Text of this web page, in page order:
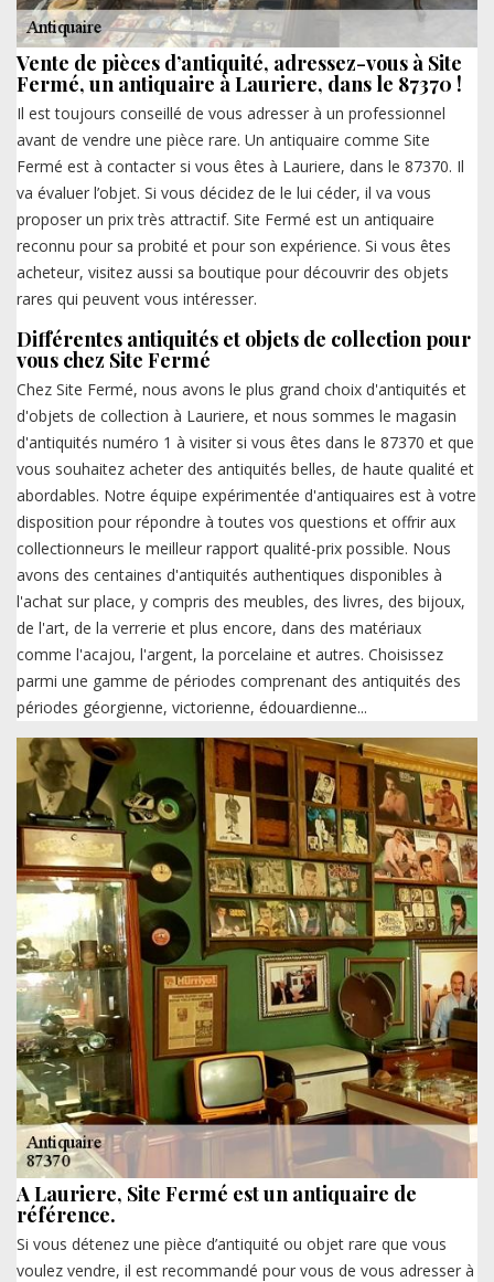
Vente de pièces d’antiquité, adressez-vous à Site
Fermé, un antiquaire à Lauriere, dans le 87370 !
Il est toujours conseillé de vous adresser à un professionnel
avant de vendre une pièce rare. Un antiquaire comme Site
Fermé est à contacter si vous êtes à Lauriere, dans le 87370. Il
va évaluer l’objet. Si vous décidez de le lui céder, il va vous
proposer un prix très attractif. Site Fermé est un antiquaire
reconnu pour sa probité et pour son expérience. Si vous êtes
acheteur, visitez aussi sa boutique pour découvrir des objets
rares qui peuvent vous intéresser.
Différentes antiquités et objets de collection pour
vous chez Site Fermé
Chez Site Fermé, nous avons le plus grand choix d'antiquités et
d'objets de collection à Lauriere, et nous sommes le magasin
d'antiquités numéro 1 à visiter si vous êtes dans le 87370 et que
vous souhaitez acheter des antiquités belles, de haute qualité et
abordables. Notre équipe expérimentée d'antiquaires est à votre
disposition pour répondre à toutes vos questions et offrir aux
collectionneurs le meilleur rapport qualité-prix possible. Nous
avons des centaines d'antiquités authentiques disponibles à
l'achat sur place, y compris des meubles, des livres, des bijoux,
de l'art, de la verrerie et plus encore, dans des matériaux
comme l'acajou, l'argent, la porcelaine et autres. Choisissez
parmi une gamme de périodes comprenant des antiquités des
périodes géorgienne, victorienne, édouardienne...
A Lauriere, Site Fermé est un antiquaire de
référence.
Si vous détenez une pièce d’antiquité ou objet rare que vous
voulez vendre, il est recommandé pour vous de vous adresser à